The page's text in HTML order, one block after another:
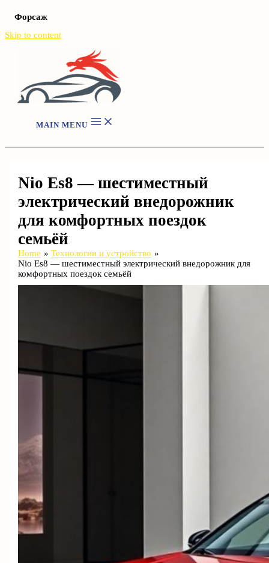
Форсаж
Skip to content
MAIN MENU
Nio Es8 — шестиместный
электрический внедорожник
для комфортных поездок
семьёй
Home
Технологии и устройство
Nio Es8 — шестиместный электрический внедорожник для
комфортных поездок семьёй